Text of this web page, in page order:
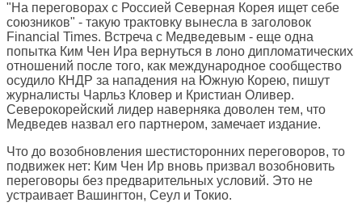
"На переговорах с Россией Северная Корея ищет себе
союзников" - такую трактовку вынесла в заголовок
Financial Times. Встреча с Медведевым - еще одна
попытка Ким Чен Ира вернуться в лоно дипломатических
отношений после того, как международное сообщество
осудило КНДР за нападения на Южную Корею, пишут
журналисты Чарльз Кловер и Кристиан Оливер.
Северокорейский лидер наверняка доволен тем, что
Медведев назвал его партнером, замечает издание.
Что до возобновления шестисторонних переговоров, то
подвижек нет: Ким Чен Ир вновь призвал возобновить
переговоры без предварительных условий. Это не
устраивает Вашингтон, Сеул и Токио.